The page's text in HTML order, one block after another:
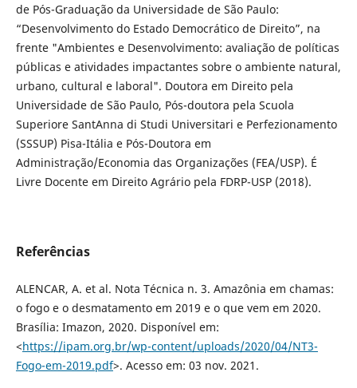
de Pós-Graduação da Universidade de São Paulo:
“Desenvolvimento do Estado Democrático de Direito”, na
frente "Ambientes e Desenvolvimento: avaliação de políticas
públicas e atividades impactantes sobre o ambiente natural,
urbano, cultural e laboral". Doutora em Direito pela
Universidade de São Paulo, Pós-doutora pela Scuola
Superiore SantAnna di Studi Universitari e Perfezionamento
(SSSUP) Pisa-Itália e Pós-Doutora em
Administração/Economia das Organizações (FEA/USP). É
Livre Docente em Direito Agrário pela FDRP-USP (2018).
Referências
ALENCAR, A. et al. Nota Técnica n. 3. Amazônia em chamas:
o fogo e o desmatamento em 2019 e o que vem em 2020.
Brasília: Imazon, 2020. Disponível em:
<https://ipam.org.br/wp-content/uploads/2020/04/NT3-
Fogo-em-2019.pdf>. Acesso em: 03 nov. 2021.